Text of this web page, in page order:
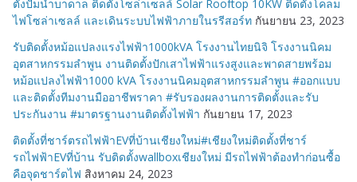
ตั้งปั้มน้ำบาดาล ติดตั้งโซล่าเซลล์ Solar Rooftop 10KW ติดตั้งโคลม
ไฟโซล่าเซลล์ และเดินระบบไฟฟ้าภายในรรีสอร์ท กันยายน 23, 2023
รับติดตั้งหม้อแปลงแรงไฟฟ้า1000kVA โรงงานไทยนิจิ โรงงานนิคม
อุตสาหกรรมลำพูน งานติดตั้งปักเสาไฟฟ้าแรงสูงและพาดสายพร้อม
หม้อแปลงไฟฟ้า1000 kVA โรงงานนิคมอุตสาหกรรมลำพูน #ออกแบบ
และติดตั้งทีมงานมืออาชีพราคา #รับรองผลงานการติดตั้งและรับ
ประกันงาน #มาตรฐานงานติดตั้งไฟฟ้า กันยายน 17, 2023
ติดตั้งที่ชาร์ตรถไฟฟ้าEVที่บ้านเชียงใหม่#เชียงใหม่ติดตั้งที่ชาร์
รถไฟฟ้าEVที่บ้าน รับติดตั้งwallboxเชียงใหม่ มีรถไฟฟ้าต้องทำก่อนซื้อ
คือจุดชาร์ตไฟ สิงหาคม 24, 2023